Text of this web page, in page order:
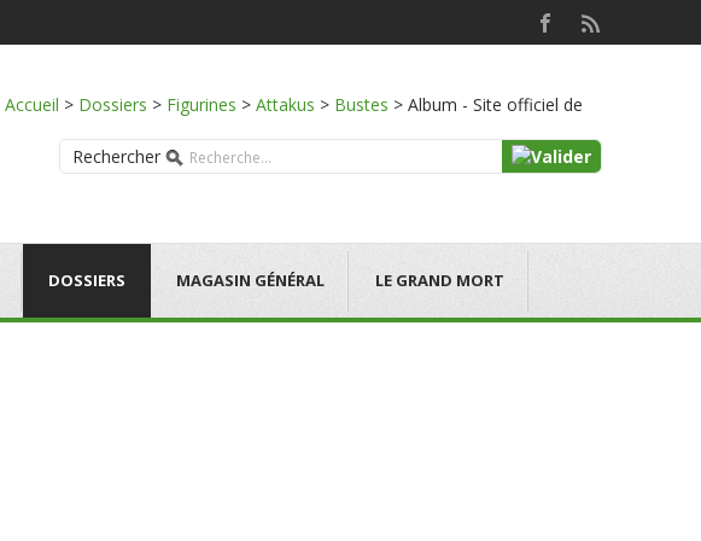
Accueil > Dossiers > Figurines > Attakus > Bustes > Album - Site officiel de
Rechercher
DOSSIERS MAGASIN GÉNÉRAL LE GRAND MORT